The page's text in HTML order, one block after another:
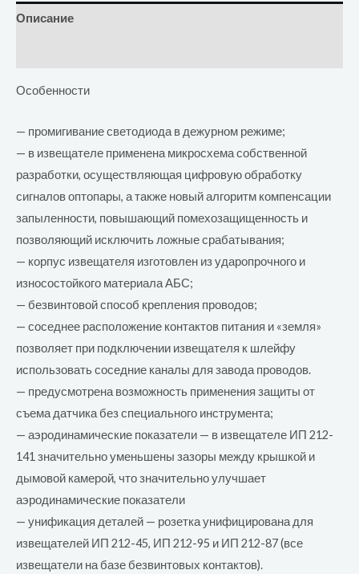
Описание
Особенности
— промигивание светодиода в дежурном режиме;
— в извещателе применена микросхема собственной
разработки, осуществляющая цифровую обработку
сигналов оптопары, а также новый алгоритм компенсации
запыленности, повышающий помехозащищенность и
позволяющий исключить ложные срабатывания;
— корпус извещателя изготовлен из ударопрочного и
износостойкого материала АБС;
— безвинтовой способ крепления проводов;
— соседнее расположение контактов питания и «земля»
позволяет при подключении извещателя к шлейфу
использовать соседние каналы для завода проводов.
— предусмотрена возможность применения защиты от
съема датчика без специального инструмента;
— аэродинамические показатели — в извещателе ИП 212-
141 значительно уменьшены зазоры между крышкой и
дымовой камерой, что значительно улучшает
аэродинамические показатели
— унификация деталей — розетка унифицирована для
извещателей ИП 212-45, ИП 212-95 и ИП 212-87 (все
извещатели на базе безвинтовых контактов).